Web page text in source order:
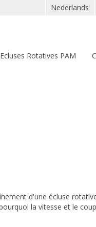
Nederlands
Ecluses Rotatives PAM
d'une écluse
la vitesse et le